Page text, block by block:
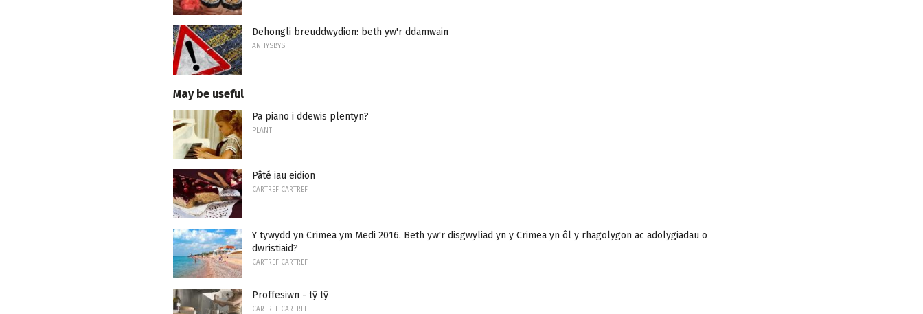
Dehongli breuddwydion: beth yw'r ddamwain
ANHYSBYS
May be useful
Pa piano i ddewis plentyn?
PLANT
Pâté iau eidion
CARTREF CARTREF
Y tywydd yn Crimea ym Medi 2016. Beth yw'r disgwyliad yn y Crimea yn ôl y rhagolygon ac adolygiadau o
dwristiaid?
CARTREF CARTREF
Proffesiwn - tŷ tŷ
CARTREF CARTREF